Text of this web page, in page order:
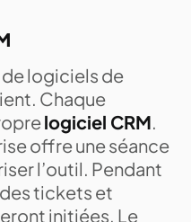
logiciels de
Chaque
logiciel CRM.
offre une séance
l’outil. Pendant
tickets et
initiées. Le